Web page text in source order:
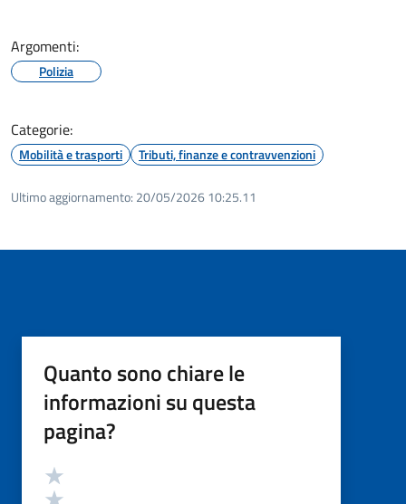
Argomenti:
Polizia
Categorie:
Mobilità e trasporti Tributi, finanze e contravvenzioni
Ultimo aggiornamento: 20/05/2026 10:25.11
Quanto sono chiare le
informazioni su questa
pagina?
Valutazione